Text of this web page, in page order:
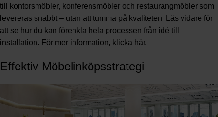
till kontorsmöbler, konferensmöbler och restaurangmöbler som
levereras snabbt – utan att tumma på kvaliteten. Läs vidare för
att se hur du kan förenkla hela processen från idé till
installation. För mer information, klicka här.
Effektiv Möbelinköpsstrategi